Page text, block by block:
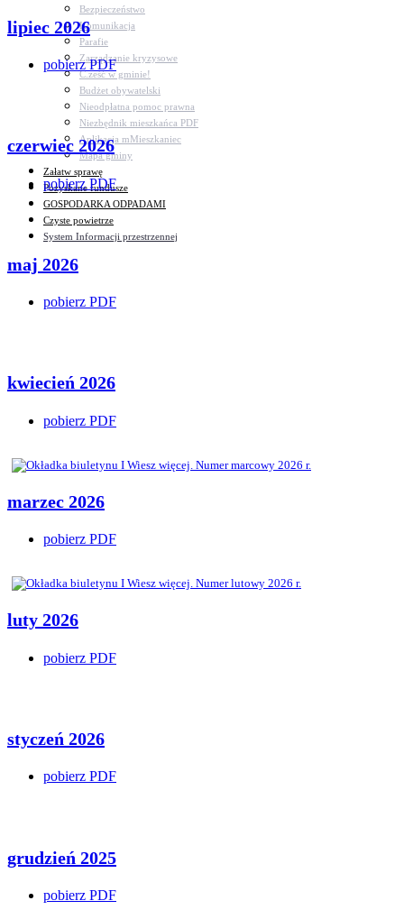
Bezpieczeństwo
Komunikacja
Parafie
Zarządzanie kryzysowe
C.ześć w gminie!
Budżet obywatelski
Nieodpłatna pomoc prawna
Niezbędnik mieszkańca PDF
Aplikacja mMieszkaniec
Mapa gminy
Załatw sprawę
Pozyskane fundusze
GOSPODARKA ODPADAMI
Czyste powietrze
System Informacji przestrzennej
lipiec 2026
pobierz PDF
czerwiec 2026
pobierz PDF
maj 2026
pobierz PDF
kwiecień 2026
pobierz PDF
marzec 2026
pobierz PDF
luty 2026
pobierz PDF
styczeń 2026
pobierz PDF
grudzień 2025
pobierz PDF